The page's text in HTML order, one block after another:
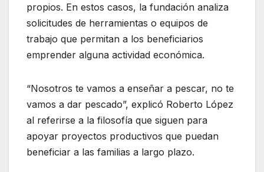
propios. En estos casos, la fundación analiza
solicitudes de herramientas o equipos de
trabajo que permitan a los beneficiarios
emprender alguna actividad económica.
“Nosotros te vamos a enseñar a pescar, no te
vamos a dar pescado”, explicó Roberto López
al referirse a la filosofía que siguen para
apoyar proyectos productivos que puedan
beneficiar a las familias a largo plazo.